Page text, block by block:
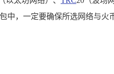
，一定要确保所选网络与